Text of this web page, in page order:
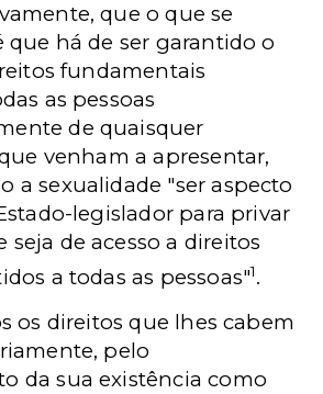
que o que se
que há de ser garantido o
fundamentais
as pessoas
de quaisquer
venham a apresentar,
a sexualidade "ser aspecto
legislador para privar
de acesso a direitos
a todas as pessoas"1.
os direitos que lhes cabem
pelo
da sua existência como